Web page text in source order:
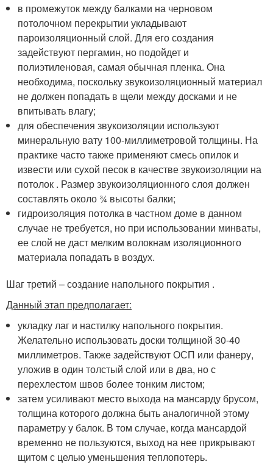
в промежуток между балками на черновом
потолочном перекрытии укладывают
пароизоляционный слой. Для его создания
задействуют пергамин, но подойдет и
полиэтиленовая, самая обычная пленка. Она
необходима, поскольку звукоизоляционный материал
не должен попадать в щели между досками и не
впитывать влагу;
для обеспечения звукоизоляции используют
минеральную вату 100-миллиметровой толщины. На
практике часто также применяют смесь опилок и
извести или сухой песок в качестве звукоизоляции на
потолок . Размер звукоизоляционного слоя должен
составлять около ¾ высоты балки;
гидроизоляция потолка в частном доме в данном
случае не требуется, но при использовании минваты,
ее слой не даст мелким волокнам изоляционного
материала попадать в воздух.
Шаг третий – создание напольного покрытия .
Данный этап предполагает:
укладку лаг и настилку напольного покрытия.
Желательно использовать доски толщиной 30-40
миллиметров. Также задействуют ОСП или фанеру,
уложив в один толстый слой или в два, но с
перехлестом швов более тонким листом;
затем усиливают место выхода на мансарду брусом,
толщина которого должна быть аналогичной этому
параметру у балок. В том случае, когда мансардой
временно не пользуются, выход на нее прикрывают
щитом с целью уменьшения теплопотерь.